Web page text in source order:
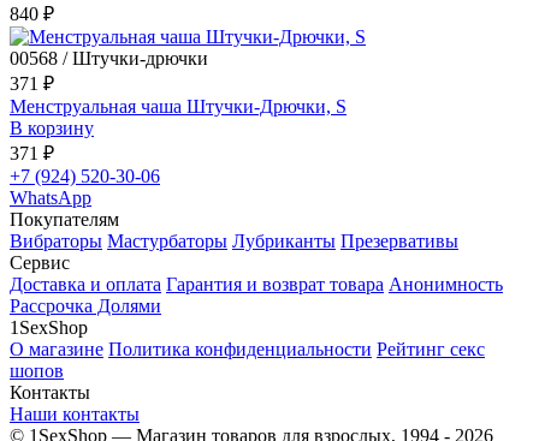
840 ₽
00568 / Штучки-дрючки
371 ₽
Менструальная чаша Штучки-Дрючки, S
В корзину
371 ₽
+7 (924) 520-30-06
WhatsApp
Покупателям
Вибраторы Мастурбаторы Лубриканты Презервативы
Сервис
Доставка и оплата Гарантия и возврат товара Анонимность
Рассрочка Долями
1SexShop
О магазине Политика конфиденциальности Рейтинг секс
шопов
Контакты
Наши контакты
© 1SexShop — Магазин товаров для взрослых, 1994 - 2026